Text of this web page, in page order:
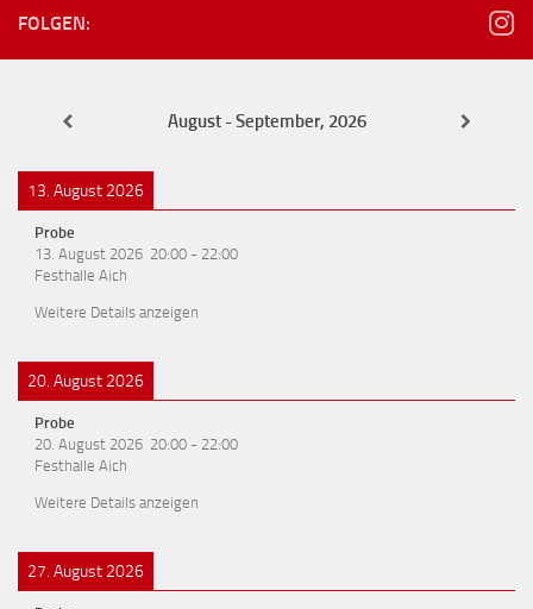
FOLGEN:
August - September, 2026
13. August 2026
Probe
13. August 2026 20:00 - 22:00
Festhalle Aich
Weitere Details anzeigen
20. August 2026
Probe
20. August 2026 20:00 - 22:00
Festhalle Aich
Weitere Details anzeigen
27. August 2026